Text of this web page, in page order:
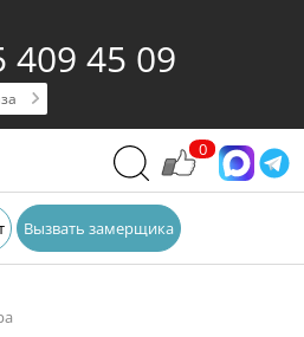
409 45 09
0
Вызвать замерщика